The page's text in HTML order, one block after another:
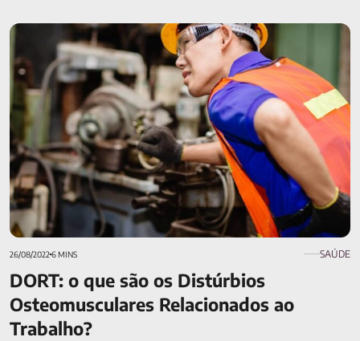
DORT: o que são os Distúrbios Osteomusculares
Relacionados ao Trabalho?
26/08/20226 MINS SAÚDE
DORT: o que são os Distúrbios
Osteomusculares Relacionados ao
Trabalho?